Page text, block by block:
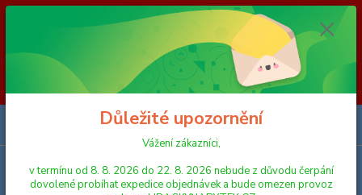
Vážení zákazníci, v termínu od 8. 8. 2026 do 23. 8. 2026 nebude z
důvodu čerpání dovolené probíhat expedice objednávek a bude omezen
provoz e-shopu HRACKYNABYTEK.CZ. Objednávky přijaté, nebo
uhrazené do čtvrtka 6. 8. 2026 budou expedovány v pátek 7. 8. 2026.
Objednávky přijaté, nebo uhrazené od pátku 7. 8. 2026 do neděle 23. 8.
2026 budou postupně expedovány od pondělí 24. 8. 2026. Děkujeme za
pochopení HRACKYNABYTEK.CZ
Menu
Důležité upozornění
Vážení zákazníci,
v termínu od 8. 8. 2026 do 22. 8. 2026 nebude z důvodu čerpání
dovolené probíhat expedice objednávek a bude omezen provoz